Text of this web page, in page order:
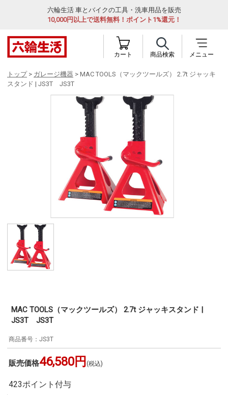
六輪生活 車とバイクの工具・洗車用品を販売
10,000円以上で送料無料！ポイント1%還元！
カート 商品検索 メニュー
トップ> ガレージ機器 > MAC TOOLS（マックツールズ） 2.7t ジャッキ
スタンド | JS3T JS3T
MAC TOOLS（マックツールズ） 2.7t ジャッキスタンド |
JS3T JS3T
JS3T
販売価格46,580円 (税込)
423ポイント付与